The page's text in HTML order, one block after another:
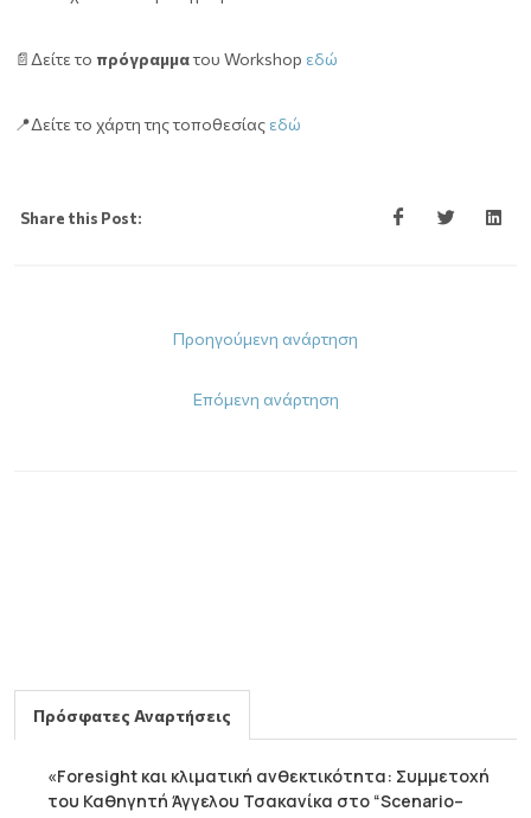
📄Δείτε το πρόγραμματου Workshop εδώ
📍Δείτε το χάρτη της τοποθεσίας εδώ
Share this Post:
Προηγούμενη ανάρτηση
Επόμενη ανάρτηση
Πρόσφατες Αναρτήσεις
«Foresight και κλιματική ανθεκτικότητα: Συμμετοχή
του Καθηγητή Άγγελου Τσακανίκα στο “Scenario–